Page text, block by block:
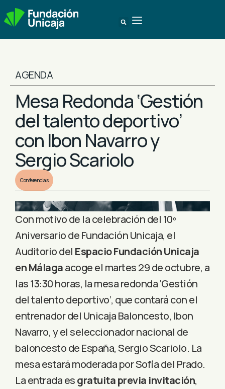
AGENDA
Mesa Redonda ‘Gestión
del talento deportivo’
con Ibon Navarro y
Sergio Scariolo
Conferencias
Con motivo de la celebración del 10º
Aniversario de Fundación Unicaja, el
Auditorio del Espacio Fundación Unicaja
en Málagaacoge el martes 29 de octubre, a
las 13:30 horas, la mesa redonda ‘Gestión
del talento deportivo’, que contará con el
entrenador del Unicaja Baloncesto, Ibon
Navarro, y el seleccionador nacional de
baloncesto de España, Sergio Scariolo. La
mesa estará moderada por Sofía del Prado.
La entrada esgratuita previa invitación,